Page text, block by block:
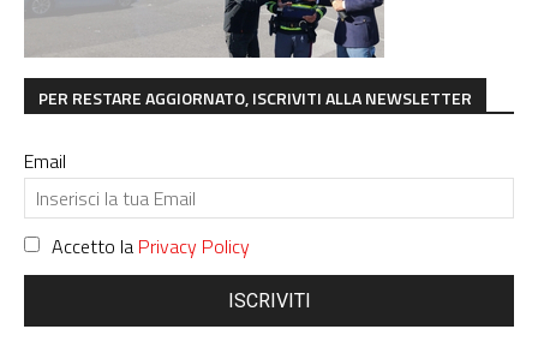
PER RESTARE AGGIORNATO, ISCRIVITI ALLA NEWSLETTER
Email
Accetto la Privacy Policy
ISCRIVITI